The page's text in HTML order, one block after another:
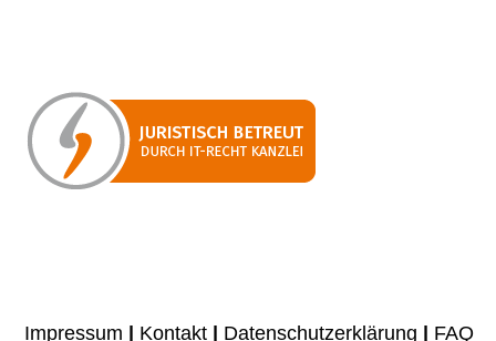
Impressum Kontakt Datenschutzerklärung FAQ